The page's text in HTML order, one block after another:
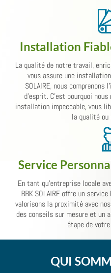
Installation
La qualité de notre travail,
vous assure une
SOLAIRE, nous
d'esprit. C'est pourquoi nous
installation impeccable, vous
la qualité
Service
En tant qu'entreprise locale
BBK SOLAIRE offre un
valorisons la proximité avec
des conseils sur mesure et un
étape de
QUI